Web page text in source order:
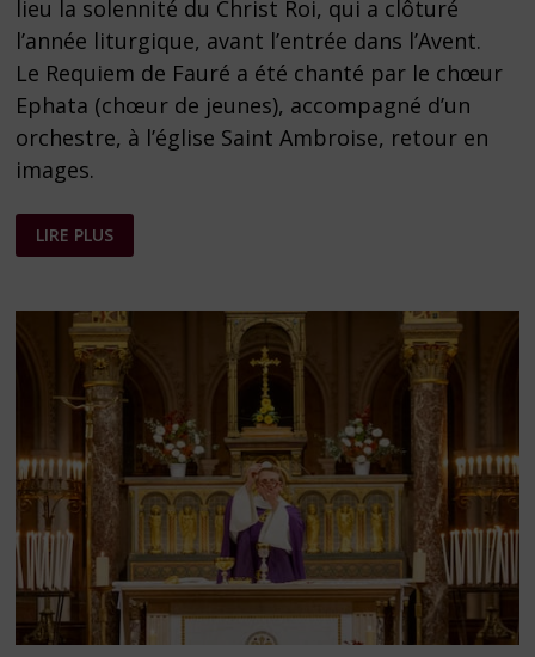
lieu la solennité du Christ Roi, qui a clôturé
l’année liturgique, avant l’entrée dans l’Avent.
Le Requiem de Fauré a été chanté par le chœur
Ephata (chœur de jeunes), accompagné d’un
orchestre, à l’église Saint Ambroise, retour en
images.
REQUIEM
DE
FAURÉ
DU
CONCERT
LIRE PLUS